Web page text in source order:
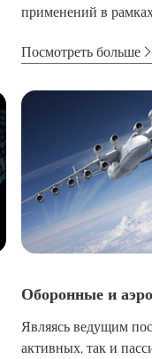
применений в
Посмотреть больше
Оборонные и
технологии
Являясь ведущим
активных, так и